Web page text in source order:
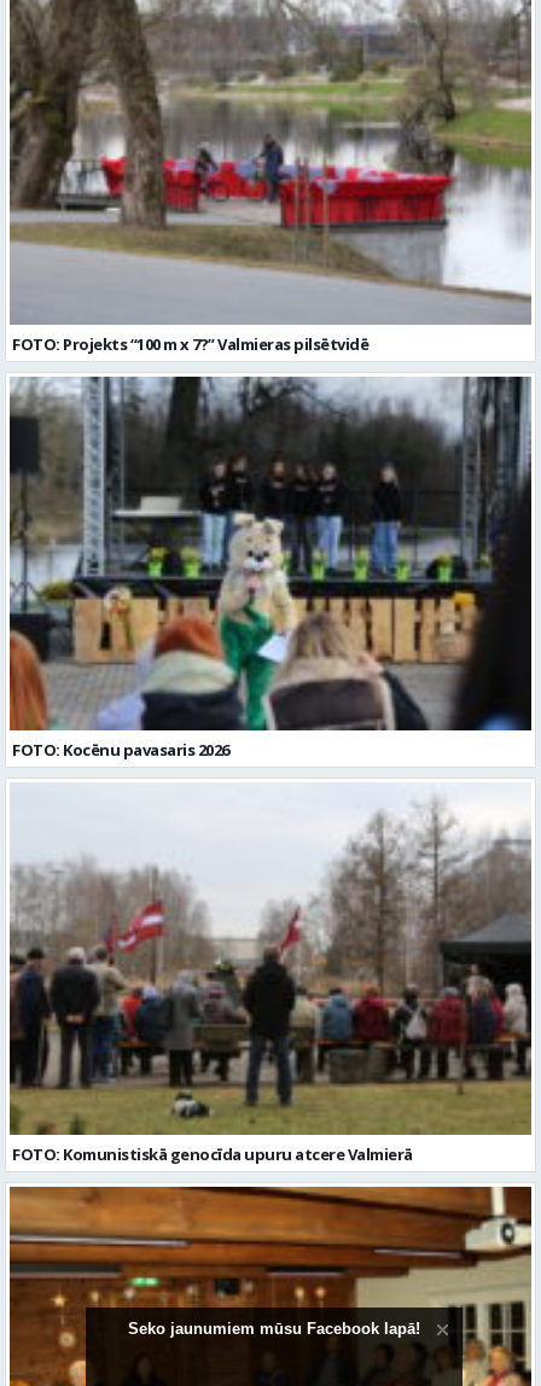
FOTO: Projekts “100 m x 7?” Valmieras pilsētvidē
FOTO: Kocēnu pavasaris 2026
FOTO: Komunistiskā genocīda upuru atcere Valmierā
Seko jaunumiem mūsu Facebook lapā!